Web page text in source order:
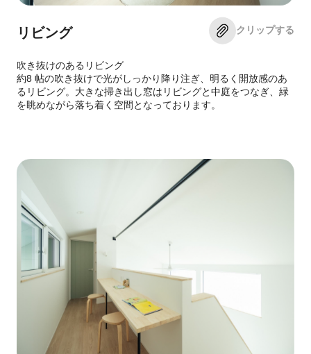
リビング
吹き抜けのあるリビング
約8 帖の吹き抜けで光がしっかり降り注ぎ、明るく開放感のあ
るリビング。大きな掃き出し窓はリビングと中庭をつなぎ、緑
を眺めながら落ち着く空間となっております。
クリップする